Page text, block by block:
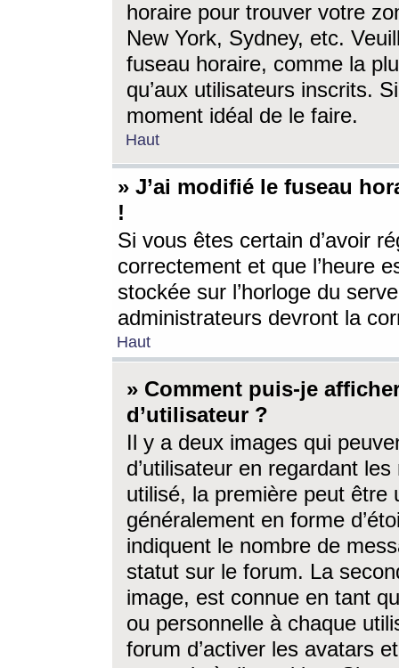
horaire pour trouver votre
New York, Sydney, etc.
fuseau horaire, comme la
qu’aux utilisateurs inscrits.
moment idéal de le faire.
Haut
» J’ai modifié le fuseau
!
Si vous êtes certain d’avoir
correctement et que l’heure
stockée sur l’horloge du
administrateurs devront la
Haut
» Comment puis-je
d’utilisateur ?
Il y a deux images qui
d’utilisateur en regardant
utilisé, la première peut être
généralement en forme
indiquent le nombre de
statut sur le forum. La
image, est connue en tant
ou personnelle à chaque
forum d’activer les avatars